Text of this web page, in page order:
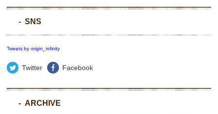
SNS
Tweets by origin_infinity
Twitter Facebook
ARCHIVE